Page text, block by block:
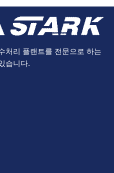
처리 플랜트를 전문으로 하는
습니다.